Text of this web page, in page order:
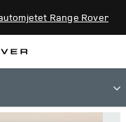
Range Rover